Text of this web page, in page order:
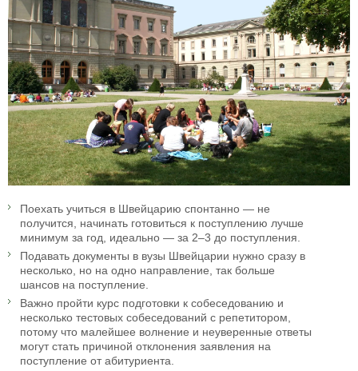
Поехать учиться в Швейцарию спонтанно — не
получится, начинать готовиться к поступлению лучше
минимум за год, идеально — за 2–3 до поступления.
Подавать документы в вузы Швейцарии нужно сразу в
несколько, но на одно направление, так больше
шансов на поступление.
Важно пройти курс подготовки к собеседованию и
несколько тестовых собеседований с репетитором,
потому что малейшее волнение и неуверенные ответы
могут стать причиной отклонения заявления на
поступление от абитуриента.